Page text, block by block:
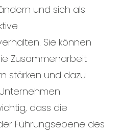
und sich als
Sie können
Zusammenarbeit
stärken und dazu
dass die
Führungsebene des